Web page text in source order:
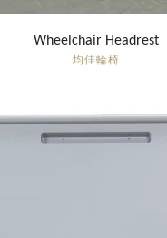
Wheelchair Headrest
均佳輪椅